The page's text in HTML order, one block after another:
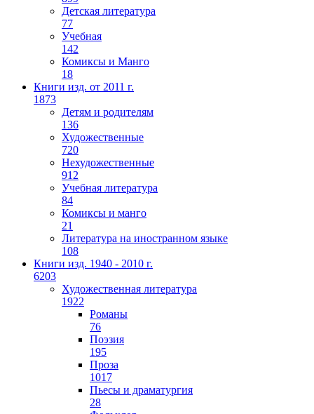
Детская литература
77
Учебная
142
Комиксы и Манго
18
Книги изд. от 2011 г.
1873
Детям и родителям
136
Художественные
720
Нехудожественные
912
Учебная литература
84
Комиксы и манго
21
Литература на иностранном языке
108
Книги изд. 1940 - 2010 г.
6203
Художественная литература
1922
Романы
76
Поэзия
195
Проза
1017
Пьесы и драматургия
28